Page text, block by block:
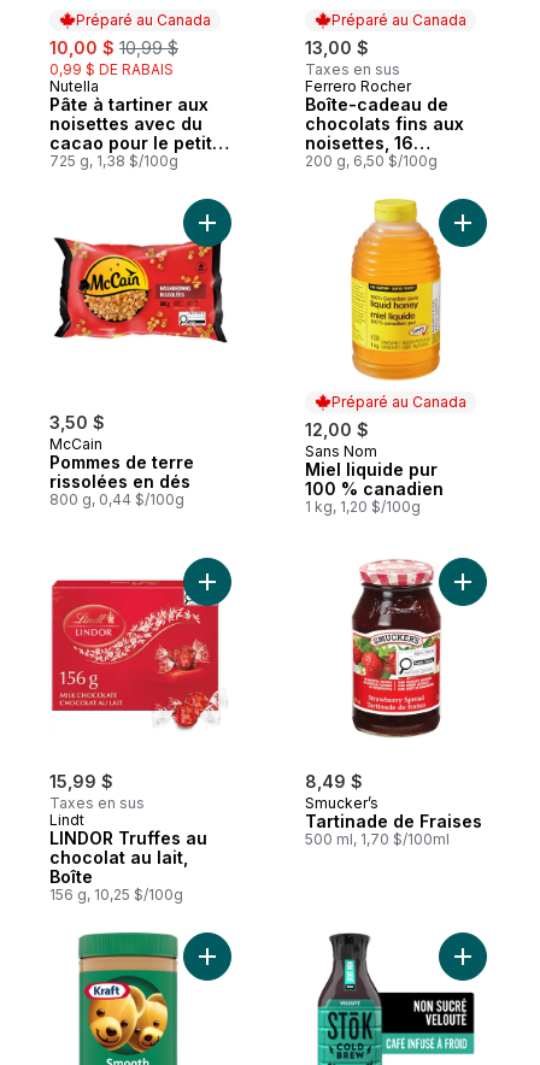
Préparé au Canada
sale:
10,00 $ , formerly:
10,99 $
0,99 $ DE RABAIS
Préparé au Canada
Nutella
Pâte à tartiner aux
noisettes avec du
cacao pour le petit-
déjeuner
725 g, 1,38 $/100g
Préparé au Canada
13,00 $
Taxes en sus
Préparé au Canada
Ferrero Rocher
Boîte-cadeau de
chocolats fins aux
noisettes, 16
chocolats emballés
200 g, 6,50 $/100g
3,50 $
McCain
Pommes de terre
rissolées en dés
800 g, 0,44 $/100g
Ajouter Pommes de terre rissolées en
Préparé au Canada
12,00 $
Préparé au Canada
Sans Nom
Miel liquide pur
100 % canadien
1 kg, 1,20 $/100g
Ajouter
15,99 $
Taxes en sus
Lindt
LINDOR Truffes au
chocolat au lait,
Boîte
156 g, 10,25 $/100g
Ajouter LINDOR Truffes au chocolat au
8,49 $
Smucker’s
Tartinade de Fraises
500 ml, 1,70 $/100ml
Ajouter
Ajouter Beurre d’arachide crémeux au
Ajouter